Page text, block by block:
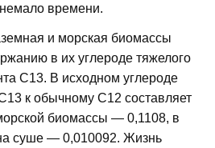
времени.
и морская биомассы
в их углероде тяжелого
С13. В исходном углероде
к обычному С12 составляет
биомассы — 0,1108, в
суше — 0,010092. Жизнь